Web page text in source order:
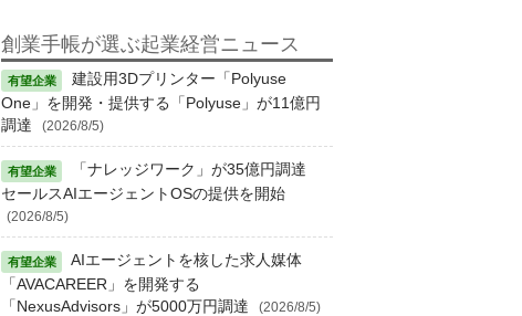
創業手帳が選ぶ起業経営ニュース
建設用3Dプリンター「Polyuse
One」を開発・提供する「Polyuse」が11億円
調達
(2026/8/5)
「ナレッジワーク」が35億円調達
セールスAIエージェントOSの提供を開始
(2026/8/5)
AIエージェントを核した求人媒体
「AVACAREER」を開発する
「NexusAdvisors」が5000万円調達
(2026/8/5)